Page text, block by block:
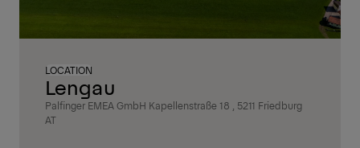
Lengau
LOCATION
Palfinger EMEA GmbH Kapellenstraße 18 , 5211 Friedburg
AT